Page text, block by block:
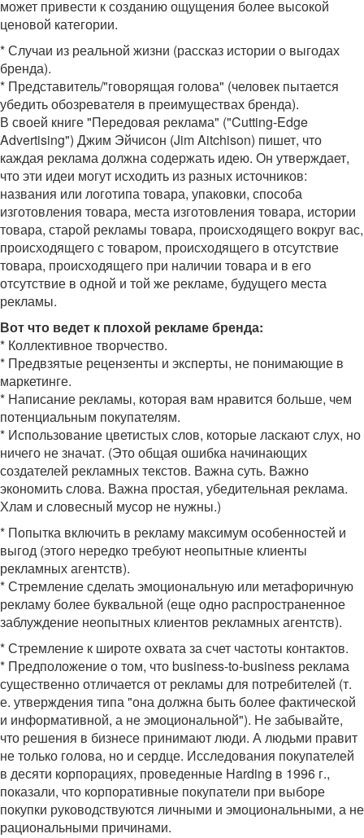
может привести к созданию ощущения более высокой
ценовой категории.
* Случаи из реальной жизни (рассказ истории о выгодах
бренда).
* Представитель/"говорящая голова" (человек пытается
убедить обозревателя в преимуществах бренда).
В своей книге "Передовая реклама" ("Cutting-Edge
Advertising") Джим Эйчисон (Jim Aitchison) пишет, что
каждая реклама должна содержать идею. Он утверждает,
что эти идеи могут исходить из разных источников:
названия или логотипа товара, упаковки, способа
изготовления товара, места изготовления товара, истории
товара, старой рекламы товара, происходящего вокруг вас,
происходящего с товаром, происходящего в отсутствие
товара, происходящего при наличии товара и в его
отсутствие в одной и той же рекламе, будущего места
рекламы.
Вот что ведет к плохой рекламе бренда:
* Коллективное творчество.
* Предвзятые рецензенты и эксперты, не понимающие в
маркетинге.
* Написание рекламы, которая вам нравится больше, чем
потенциальным покупателям.
* Использование цветистых слов, которые ласкают слух, но
ничего не значат. (Это общая ошибка начинающих
создателей рекламных текстов. Важна суть. Важно
экономить слова. Важна простая, убедительная реклама.
Хлам и словесный мусор не нужны.)
* Попытка включить в рекламу максимум особенностей и
выгод (этого нередко требуют неопытные клиенты
рекламных агентств).
* Стремление сделать эмоциональную или метафоричную
рекламу более буквальной (еще одно распространенное
заблуждение неопытных клиентов рекламных агентств).
* Стремление к широте охвата за счет частоты контактов.
* Предположение о том, что business-to-business реклама
существенно отличается от рекламы для потребителей (т.
е. утверждения типа "она должна быть более фактической
и информативной, а не эмоциональной"). Не забывайте,
что решения в бизнесе принимают люди. А людьми правит
не только голова, но и сердце. Исследования покупателей
в десяти корпорациях, проведенные Harding в 1996 г.,
показали, что корпоративные покупатели при выборе
покупки руководствуются личными и эмоциональными, а не
рациональными причинами.